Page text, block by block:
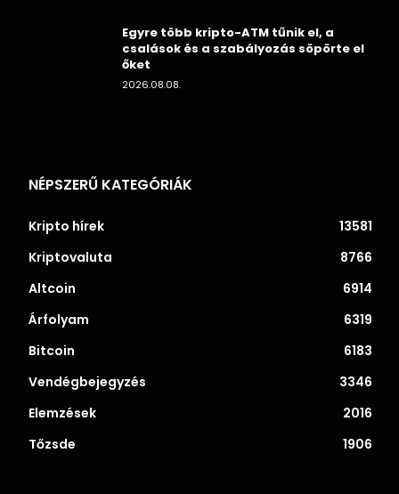
Egyre több kripto-ATM tűnik el, a
csalások és a szabályozás söpörte el
őket
2026.08.08.
NÉPSZERŰ KATEGÓRIÁK
Kripto hírek
13581
Kriptovaluta
8766
Altcoin
6914
Árfolyam
6319
Bitcoin
6183
Vendégbejegyzés
3346
Elemzések
2016
Tőzsde
1906